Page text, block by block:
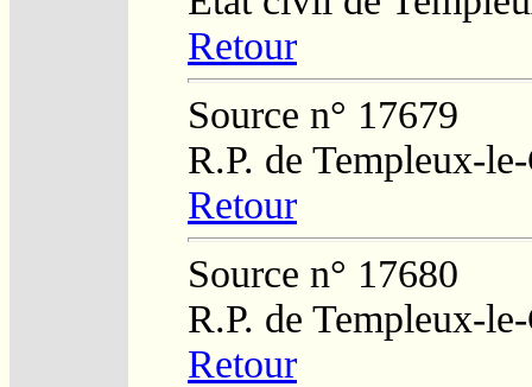
Retour
Source n° 17679
R.P. de Templeux-
Retour
Source n° 17680
R.P. de Templeux-
Retour